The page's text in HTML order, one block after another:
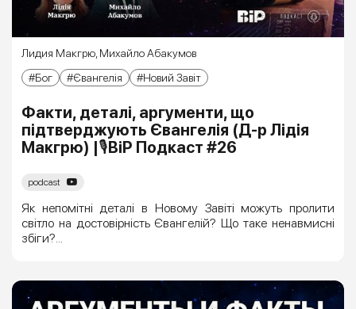
Лидия Макгрю,Михайло Абакумов
Бог
Євангелія Новий Завіт
Факти, деталі, аргументи, що
підтверджують Євангелія (Д-р Лідія
Макгрю) |🎙ВіР Подкаст #26
podcast
Як непомітні деталі в Новому Завіті можуть пролити
світло на достовірність Євангелій? Що таке ненавмисні
збіги?...